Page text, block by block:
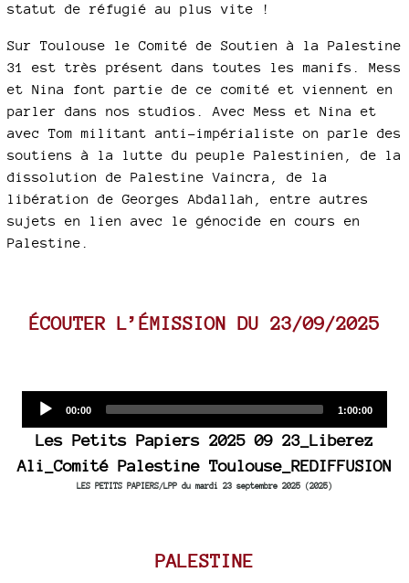
statut de réfugié au plus vite !
Sur Toulouse le Comité de Soutien à la Palestine
31 est très présent dans toutes les manifs. Mess
et Nina font partie de ce comité et viennent en
parler dans nos studios. Avec Mess et Nina et
avec Tom militant anti-impérialiste on parle des
soutiens à la lutte du peuple Palestinien, de la
dissolution de Palestine Vaincra, de la
libération de Georges Abdallah, entre autres
sujets en lien avec le génocide en cours en
Palestine.
ÉCOUTER L’ÉMISSION DU 23/09/2025
Current
00:00
Total
1:00:00
Les Petits Papiers 2025 09 23_Liberez
Ali_Comité Palestine Toulouse_REDIFFUSION
LES PETITS PAPIERS/LPP du mardi 23 septembre 2025 (2025)
PALESTINE